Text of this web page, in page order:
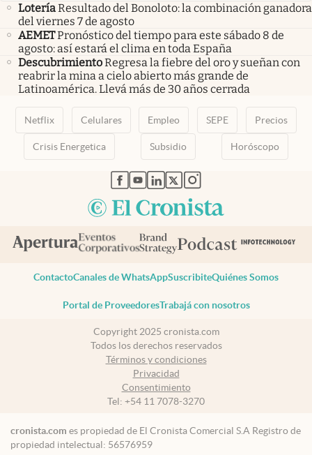
LoteríaResultado del Bonoloto: la combinación ganadora
del viernes 7 de agosto
AEMETPronóstico del tiempo para este sábado 8 de
agosto: así estará el clima en toda España
DescubrimientoRegresa la fiebre del oro y sueñan con
reabrir la mina a cielo abierto más grande de
Latinoamérica. Llevá más de 30 años cerrada
Netflix Celulares Empleo SEPE Precios
Crisis Energetica Subsidio Horóscopo
abre en nueva pestaña
abre en nueva pestaña
abre en nueva pestaña
abre en nueva pestaña
abre en nueva pestaña
ContactoCanales de WhatsAppSuscribiteQuiénes Somos
Portal de ProveedoresTrabajá con nosotros
Copyright 2025 cronista.com
Todos los derechos reservados
Términos y condiciones
Privacidad
Consentimiento
Tel: +54 11 7078-3270
cronista.com es propiedad de El Cronista Comercial S.A Registro de
propiedad intelectual: 56576959